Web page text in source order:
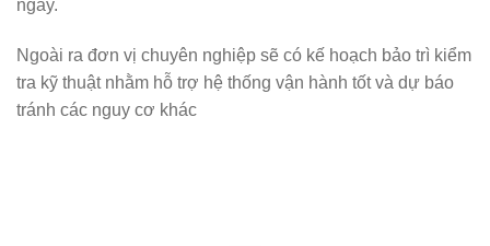
ngay.
Ngoài ra đơn vị chuyên nghiệp sẽ có kế hoạch bảo trì kiểm
tra kỹ thuật nhằm hỗ trợ hệ thống vận hành tốt và dự báo
tránh các nguy cơ khác